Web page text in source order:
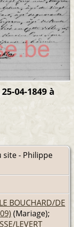
04-1849 à
- Philippe
BOUCHARD/DE
(Mariage);
LEVERT